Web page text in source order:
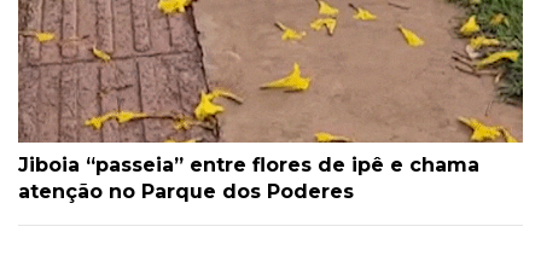
Jiboia “passeia” entre flores de ipê e chama
atenção no Parque dos Poderes